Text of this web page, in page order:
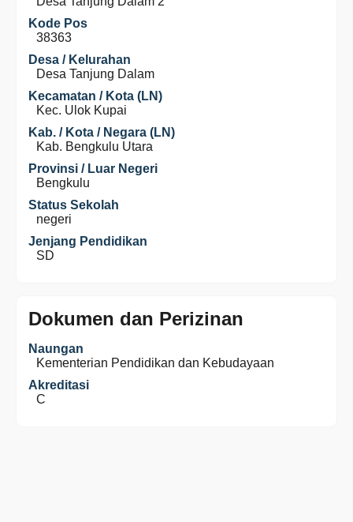
Kode Pos
38363
Desa / Kelurahan
Desa Tanjung Dalam
Kecamatan / Kota (LN)
Kec. Ulok Kupai
Kab. / Kota / Negara (LN)
Kab. Bengkulu Utara
Provinsi / Luar Negeri
Bengkulu
Status Sekolah
negeri
Jenjang Pendidikan
SD
Dokumen dan Perizinan
Naungan
Kementerian Pendidikan dan Kebudayaan
Akreditasi
C